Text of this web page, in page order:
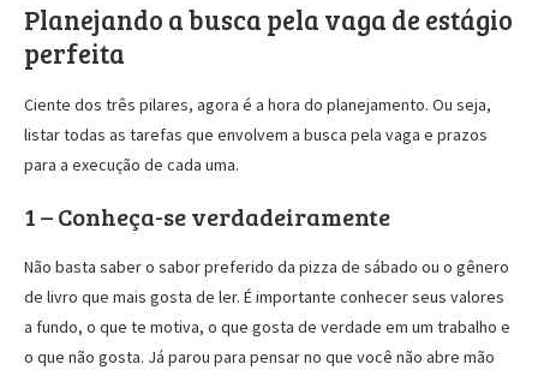
Planejando a busca pela vaga de estágio
perfeita
Ciente dos três pilares, agora é a hora do planejamento. Ou seja,
listar todas as tarefas que envolvem a busca pela vaga e prazos
para a execução de cada uma.
1 – Conheça-se verdadeiramente
Não basta saber o sabor preferido da pizza de sábado ou o gênero
de livro que mais gosta de ler. É importante conhecer seus valores
a fundo, o que te motiva, o que gosta de verdade em um trabalho e
o que não gosta. Já parou para pensar no que você não abre mão